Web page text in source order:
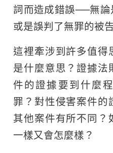
詞而造成錯誤──無論
或是誤判了無罪的被
這裡牽涉到許多值得
是什麼意思？證據法
件的證據要到什麼
罪？對性侵害案件的
其他案件有所不同？
一樣又會怎麼樣？